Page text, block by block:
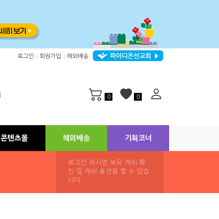
로그인 회원가입 해외배송 파이디온선교회
0 0
콘텐츠몰 해외배송 기획코너
로그인 하시면 보유 캐쉬 확
인 및 캐쉬 충전을 할 수 있습
니다.